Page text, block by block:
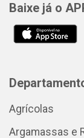
Baixe já o
Agrícolas
Argamassas e